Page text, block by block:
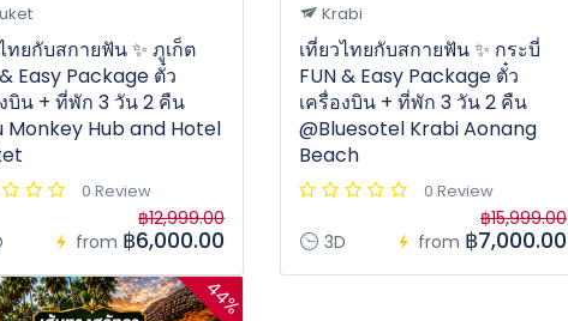
ทยกับสกายฟัน ✨ ภูเก็ต
Easy Package ตั๋ว
บิน + ที่พัก 3 วัน 2 คืน
Monkey Hub and Hotel
0 Review
from
฿12,999.00
฿6,000.00
Krabi
เที่ยวไทยกับสกายฟัน ✨ กระบี่
FUN & Easy Package ตั๋ว
เครื่องบิน + ที่พัก 3 วัน 2 คืน
@Bluesotel Krabi Aonang
Beach
0 Review
3D from
฿15,999.00
฿7,000.00
44%